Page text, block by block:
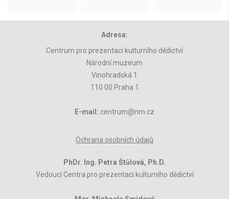
Adresa:
Centrum pro prezentaci kulturního dědictví
Národní muzeum
Vinohradská 1
110 00 Praha 1
E-mail: centrum@nm.cz
Ochrana osobních údajů
PhDr. Ing. Petra Štůlová, Ph.D.
Vedoucí Centra pro prezentaci kulturního dědictví